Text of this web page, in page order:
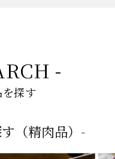
-
探す
（精肉品）-